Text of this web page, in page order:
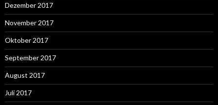
Dezember 2017
November 2017
Oktober 2017
September 2017
August 2017
Juli 2017